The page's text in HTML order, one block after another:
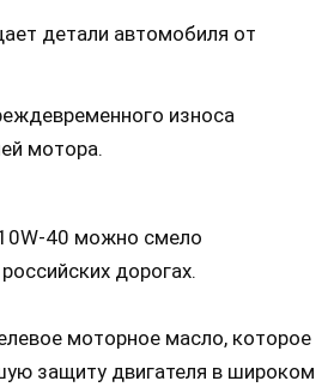
детали автомобиля от
износа
мотора.
40 можно смело
дорогах.